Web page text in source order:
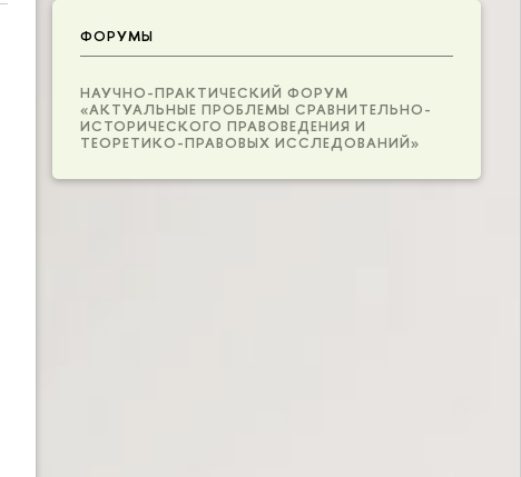
ФОРУМЫ
НАУЧНО-ПРАКТИЧЕСКИЙ ФОРУМ
«АКТУАЛЬНЫЕ ПРОБЛЕМЫ СРАВНИТЕЛЬНО-
ИСТОРИЧЕСКОГО ПРАВОВЕДЕНИЯ И
ТЕОРЕТИКО-ПРАВОВЫХ ИССЛЕДОВАНИЙ»